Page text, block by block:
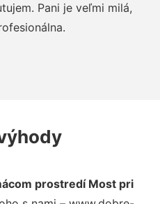
Pani je veľmi milá,
prostredí Most pri